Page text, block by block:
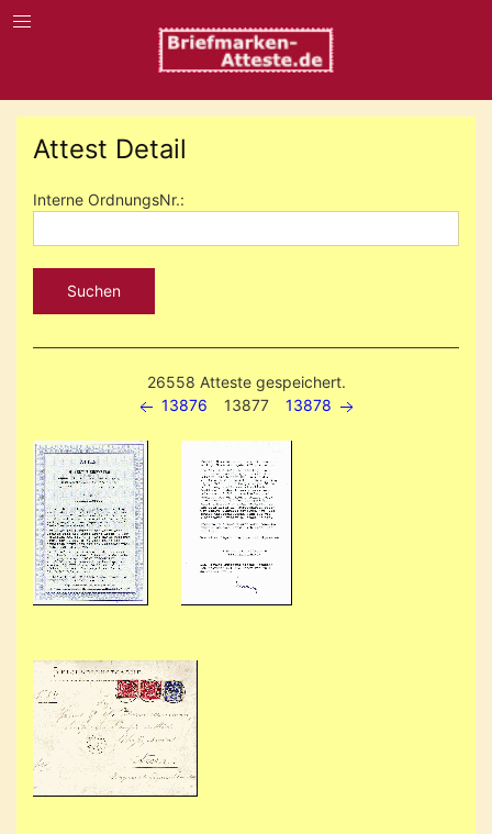
Attest Detail
Interne OrdnungsNr.:
Suchen
26558 Atteste gespeichert.
13876
13877 13878